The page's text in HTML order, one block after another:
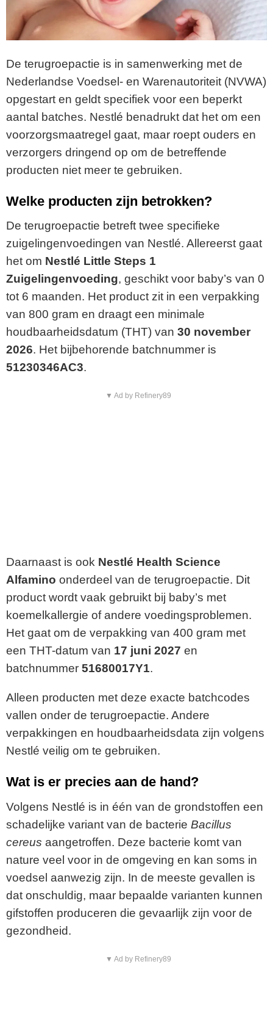
De terugroepactie is in samenwerking met de
Nederlandse Voedsel- en Warenautoriteit (NVWA)
opgestart en geldt specifiek voor een beperkt
aantal batches. Nestlé benadrukt dat het om een
voorzorgsmaatregel gaat, maar roept ouders en
verzorgers dringend op om de betreffende
producten niet meer te gebruiken.
Welke producten zijn betrokken?
De terugroepactie betreft twee specifieke
zuigelingenvoedingen van Nestlé. Allereerst gaat
het om Nestlé Little Steps 1
Zuigelingenvoeding, geschikt voor baby’s van 0
tot 6 maanden. Het product zit in een verpakking
van 800 gram en draagt een minimale
houdbaarheidsdatum (THT) van 30 november
2026. Het bijbehorende batchnummer is
51230346AC3.
▼ Ad by Refinery89
Daarnaast is ook Nestlé Health Science
Alfamino onderdeel van de terugroepactie. Dit
product wordt vaak gebruikt bij baby’s met
koemelkallergie of andere voedingsproblemen.
Het gaat om de verpakking van 400 gram met
een THT-datum van 17 juni 2027 en
batchnummer 51680017Y1.
Alleen producten met deze exacte batchcodes
vallen onder de terugroepactie. Andere
verpakkingen en houdbaarheidsdata zijn volgens
Nestlé veilig om te gebruiken.
Wat is er precies aan de hand?
Volgens Nestlé is in één van de grondstoffen een
schadelijke variant van de bacterie Bacillus
cereus aangetroffen. Deze bacterie komt van
nature veel voor in de omgeving en kan soms in
voedsel aanwezig zijn. In de meeste gevallen is
dat onschuldig, maar bepaalde varianten kunnen
gifstoffen produceren die gevaarlijk zijn voor de
gezondheid.
▼ Ad by Refinery89